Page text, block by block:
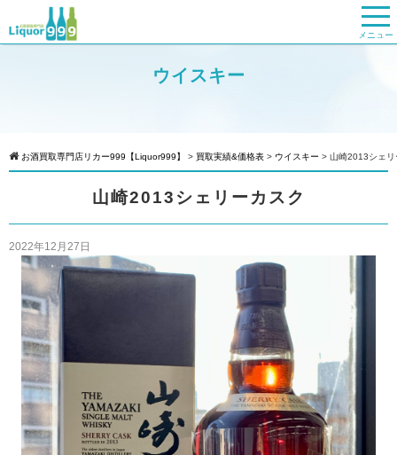
メニュー
ウイスキー
お酒買取専門店リカー999【Liquor999】 > 買取実績&価格表 > ウイスキー > 山崎2013シェリ
山崎2013シェリーカスク
2022年12月27日